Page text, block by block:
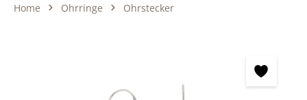
Home Ohrringe Ohrstecker